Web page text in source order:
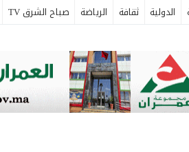
الدولية ثقافة الرياضة صباح الشرق TV